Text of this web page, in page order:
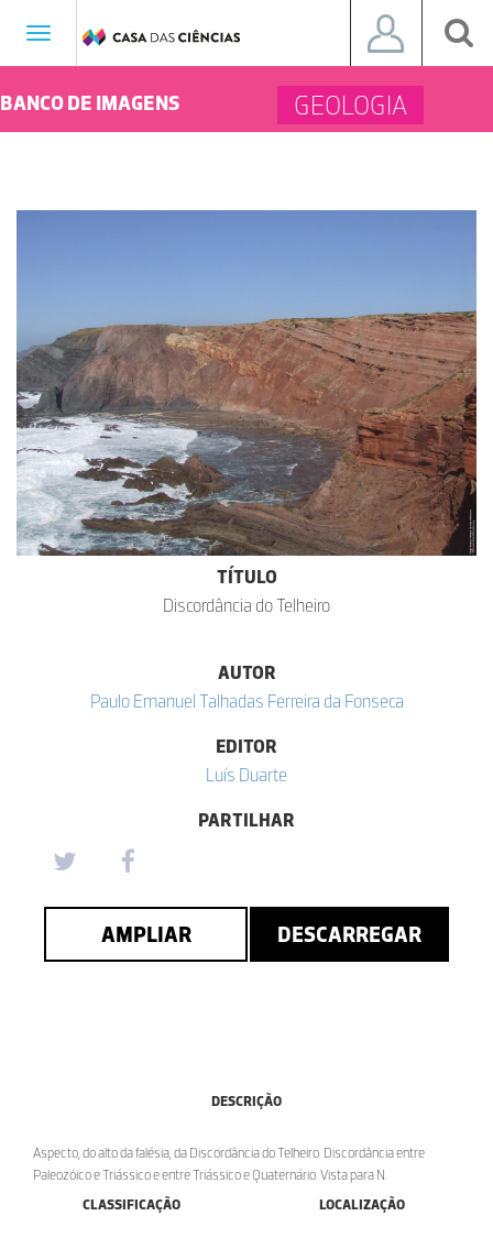
Toggle
BANCO DE IMAGENS GEOLOGIA
TÍTULO
Discordância do Telheiro
AUTOR
Paulo Emanuel Talhadas Ferreira da Fonseca
EDITOR
Luís Duarte
PARTILHAR
AMPLIAR DESCARREGAR
DESCRIÇÃO
Aspecto, do alto da falésia, da Discordância do Telheiro. Discordância entre
Paleozóico e Triássico e entre Triássico e Quaternário. Vista para N.
CLASSIFICAÇÃO
LOCALIZAÇÃO